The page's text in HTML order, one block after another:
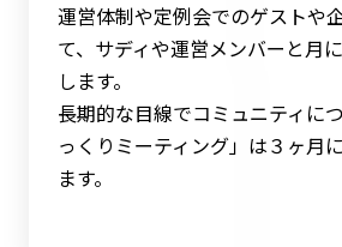
運営体制や定例会でのゲストや
て、サディや運営メンバーと月
します。
長期的な目線でコミュニティに
っくりミーティング」は３ヶ月
ます。